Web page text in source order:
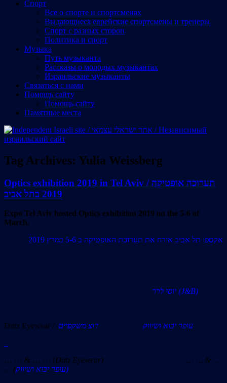
Спорт
Все о спорте и спортсменах
Выдающиеся еврейские спортсмены и тренеры
Спорт с разных сторон
Политика и спорт
Музыка
Путь музыканта
Рассказы о молодых музыкантах
Израильские музыканты
Cвязаться с нами
Помощь сайту
Помощь сайту
Памятные места
Tag Archives: Yulia Weissberg
Optics exhibition 2019 in Tel Aviv / תערוכה אופטיקה
2019 בתל אביב
Expo Tel Aviv hosted Optics exhibition 2019 on the 5-6 of
March.
אקספו תל אביב אירח את תערוכת האופטיקה ב 5-6 במרץ 2019
יוסי לרר (J&B)
Dutz Eyewear / עופר יבוא ושיווק דוצ משקפיים
… … & … … (Dutz Eyewear) … … & …
… (
עופר יבוא ושיווק)